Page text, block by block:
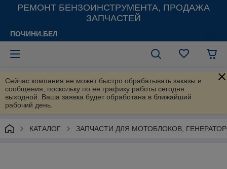
РЕМОНТ БЕНЗОИНСТРУМЕНТА, ПРОДАЖА
ЗАПЧАСТЕЙ
ПОЧИНИ.БЕЛ
Сейчас компания не может быстро обрабатывать заказы и
сообщения, поскольку по ее графику работы сегодня
выходной. Ваша заявка будет обработана в ближайший
рабочий день.
КАТАЛОГ ЗАПЧАСТИ ДЛЯ МОТОБЛОКОВ,